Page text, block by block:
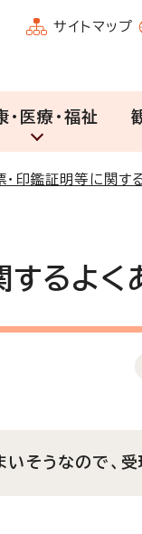
サイトマップ
・医療・福祉
・印鑑証明等に関す
するよく
いそうなので、